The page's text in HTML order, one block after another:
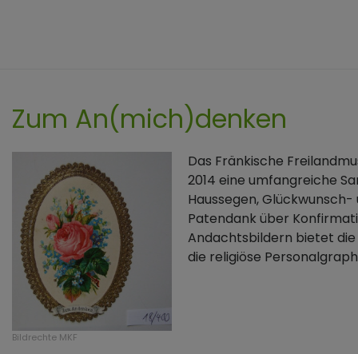
Zum An(mich)denken
Bildrechte MKF
Das Fränkische
2014 eine umfangreiche
Haussegen,
Patendank über
Andachtsbildern bietet
die religiöse